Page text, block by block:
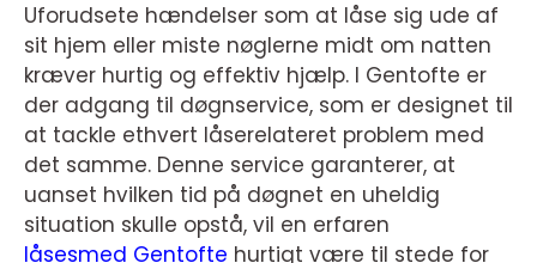
Uforudsete hændelser som at låse sig ude af
sit hjem eller miste nøglerne midt om natten
kræver hurtig og effektiv hjælp. I Gentofte er
der adgang til døgnservice, som er designet til
at tackle ethvert låserelateret problem med
det samme. Denne service garanterer, at
uanset hvilken tid på døgnet en uheldig
situation skulle opstå, vil en erfaren
låsesmed Gentofte hurtigt være til stede for